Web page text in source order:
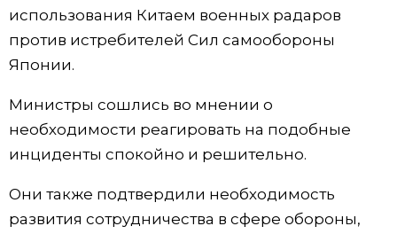
Общество
Культура
Жизнь
Токио
Еда и напитки
использования Китаем военных радаров
против истребителей Сил самообороны
Японии.
Министры сошлись во мнении о
необходимости реагировать на подобные
инциденты спокойно и решительно.
Они также подтвердили необходимость
развития сотрудничества в сфере обороны,